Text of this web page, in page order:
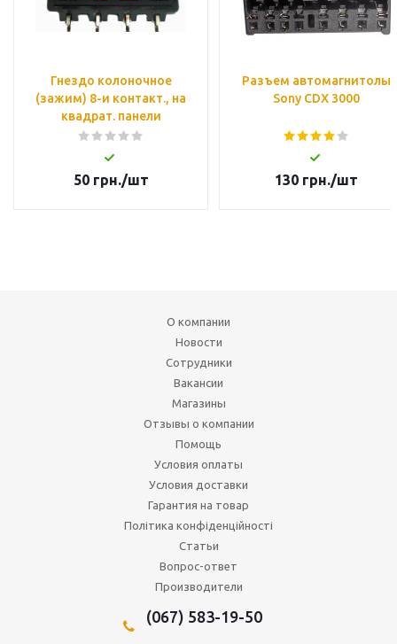
Гнездо колоночное
(зажим) 8-и контакт., на
квадрат. панели
50грн./шт
Разъем автомагнитолы
Sony CDX 3000
130 грн./шт
О компании
Новости
Сотрудники
Вакансии
Магазины
Отзывы о компании
Помощь
Условия оплаты
Условия доставки
Гарантия на товар
Політика конфіденційності
Статьи
Вопрос-ответ
Производители
(067) 583-19-50